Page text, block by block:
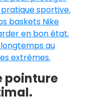
sportive.
baskets Nike
en bon état.
au
extrêmes.
pointure